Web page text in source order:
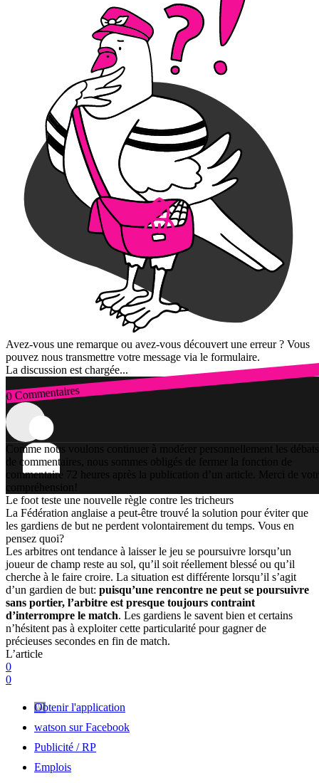
Avez-vous une remarque ou avez-vous découvert une erreur ? Vous
pouvez nous transmettre votre message via le formulaire.
La discussion est chargée...
0 Commentaires
Connexion
Comme nous voulons continuer à modérer personnellement les débats
de commentaires, nous sommes obligés de fermer la fonction de
commentaire 72 heures après la publication d’un article. Merci de
compréhension!
Le foot teste une nouvelle règle contre les tricheurs
La Fédération anglaise a peut-être trouvé la solution pour éviter que
les gardiens de but ne perdent volontairement du temps. Vous en
pensez quoi?
Les arbitres ont tendance à laisser le jeu se poursuivre lorsqu’un
joueur de champ reste au sol, qu’il soit réellement blessé ou qu’il
cherche à le faire croire. La situation est différente lorsqu’il s’agit
d’un gardien de but: puisqu’une rencontre ne peut se poursuivre
sans portier, l’arbitre est presque toujours contraint
d’interrompre le match. Les gardiens le savent bien et certains
n’hésitent pas à exploiter cette particularité pour gagner de
précieuses secondes en fin de match.
L’article
0
0
Obtenir l'application
watson sur Facebook
Publicité / RP
Emplois